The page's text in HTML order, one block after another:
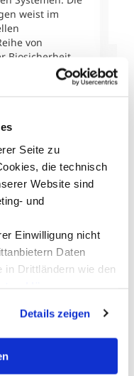
Seite zu
die technisch
Website sind
und
Einwilligung nicht
Daten
Drittländern wie den
in die
Details zeigen
weist im
von
Biosicherheit
Mitrovic
Leiter des
und werden als
des
Es freut
Arbeit nun mit
wurde.“
Preis wird in
hinsichtlich
und